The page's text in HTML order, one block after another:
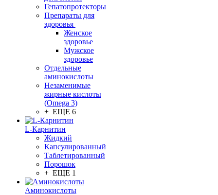
Гепатопротекторы
Препараты для
здоровья
Женское
здоровье
Мужское
здоровье
Отдельные
аминокислоты
Незаменимые
жирные кислоты
(Omega 3)
+ ЕЩЕ 6
L-Карнитин
Жидкий
Капсулированный
Таблетированный
Порошок
+ ЕЩЕ 1
Аминокислоты